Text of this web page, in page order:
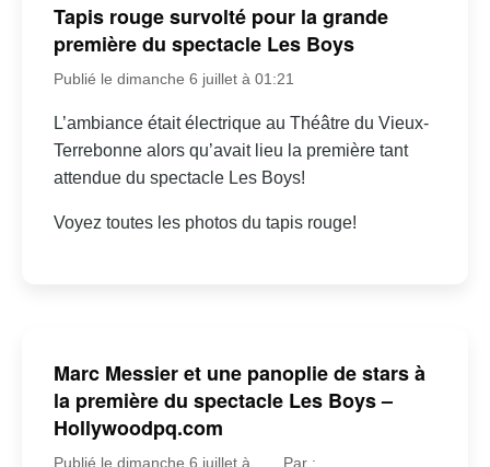
Tapis rouge survolté pour la grande
première du spectacle Les Boys
Publié le dimanche 6 juillet à 01:21
L’ambiance était électrique au Théâtre du Vieux-
Terrebonne alors qu’avait lieu la première tant
attendue du spectacle Les Boys!
Voyez toutes les photos du tapis rouge!
Marc Messier et une panoplie de stars à
la première du spectacle Les Boys –
Hollywoodpq.com
Publié le dimanche 6 juillet à
Par :